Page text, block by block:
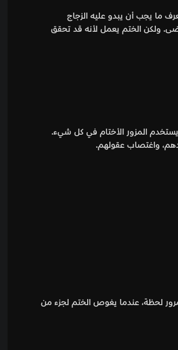
ما يجب أن يبدو عليه الزجاج
ولكن الختم يعمل لأنه قد تحقق
يستخدم المزور الأختام في كل شيء.
واغتصاب عقولهم.
لحظة، عندما يغوص الختم لجزء من